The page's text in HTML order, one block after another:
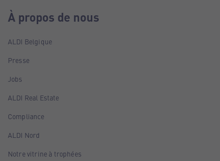
À propos de nous
ALDI Belgique
Presse
Jobs
ALDI Real Estate
Compliance
ALDI Nord
Notre vitrine à trophées